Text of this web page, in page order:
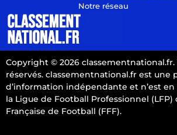
Notre réseau
Copyright © 2026 classementnational.fr.
réservés. classementnational.fr est une
d’information indépendante et n’est en
la Ligue de Football Professionnel (LFP)
Française de Football (FFF).